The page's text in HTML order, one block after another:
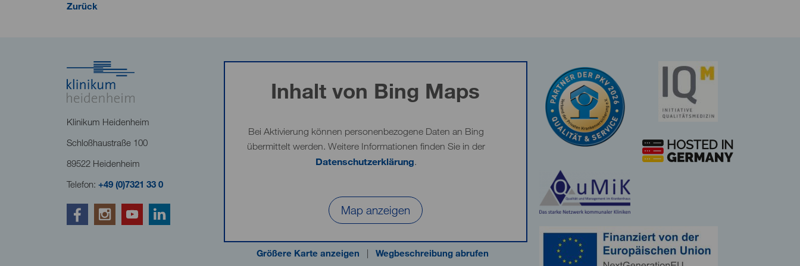
Zurück
Klinikum Heidenheim
Schloßhaustraße 100
89522 Heidenheim
Telefon: +49 (0)7321 33 0
Inhalt von Bing Maps
Bei Aktivierung können personenbezogene Daten an Bing
übermittelt werden. Weitere Informationen finden Sie in der
Datenschutzerklärung.
Map anzeigen
Größere Karte anzeigen | Wegbeschreibung abrufen